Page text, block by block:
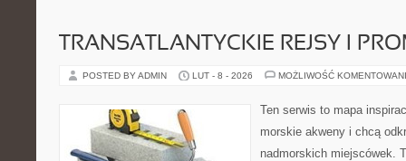
TRANSATLANTYCKIE REJSY I
POSTED BY ADMIN LUT - 8 - 2026 MOŻLIWOŚĆ
Ten serwis to mapa
morskie akweny i chcą
nadmorskich miejscówek.